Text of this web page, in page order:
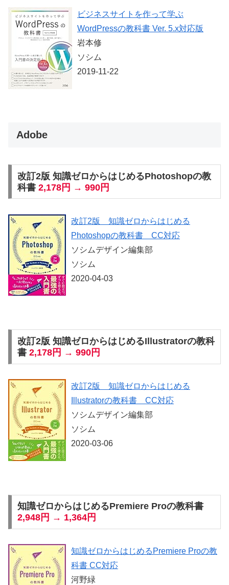
ビジネスサイトを作って学ぶ
WordPressの教科書 Ver. 5.x対応版
岩本修
ソシム
2019-11-22
Adobe
改訂2版 知識ゼロからはじめるPhotoshopの教
科書 2,178円 → 990円
改訂2版 知識ゼロからはじめる
Photoshopの教科書 CC対応
ソシムデザイン編集部
ソシム
2020-04-03
改訂2版 知識ゼロからはじめるIllustratorの教科
書 2,178円 → 990円
改訂2版 知識ゼロからはじめる
Illustratorの教科書 CC対応
ソシムデザイン編集部
ソシム
2020-03-06
知識ゼロからはじめるPremiere Proの教科書
2,948円 → 1,364円
知識ゼロからはじめるPremiere Proの教
科書 CC対応
河野緑